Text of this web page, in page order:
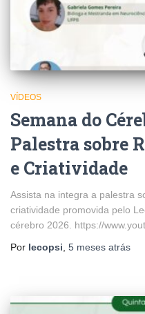
VÍDEOS
Semana do
Palestra sobre
e Criatividade
Assista na integra a palestra
criatividade promovida pelo
cérebro 2026. https://
Por lecopsi 5 meses atrás